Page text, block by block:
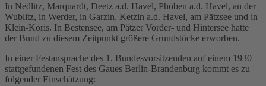
In Nedlitz, Marquardt, Deetz a.d. Havel, Phöben a.d. Havel, an der
Wublitz, in Werder, in Garzin, Ketzin a.d. Havel, am Pätzsee und in
Klein-Köris. In Bestensee, am Pätzer Vorder- und Hintersee hatte
der Bund zu diesem Zeitpunkt größere Grundstücke erworben.
In einer Festansprache des 1. Bundesvorsitzenden auf einem 1930
stattgefundenen Fest des Gaues Berlin-Brandenburg kommt es zu
folgender Einschätzung: